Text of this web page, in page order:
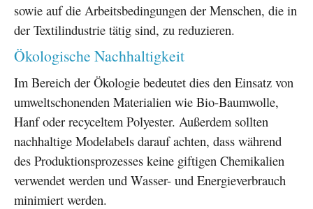
sowie auf die Arbeitsbedingungen der Menschen, die in
der Textilindustrie tätig sind, zu reduzieren.
Ökologische Nachhaltigkeit
Im Bereich der Ökologie bedeutet dies den Einsatz von
umweltschonenden Materialien wie Bio-Baumwolle,
Hanf oder recyceltem Polyester. Außerdem sollten
nachhaltige Modelabels darauf achten, dass während
des Produktionsprozesses keine giftigen Chemikalien
verwendet werden und Wasser- und Energieverbrauch
minimiert werden.